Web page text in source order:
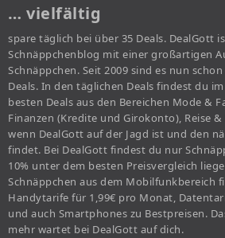
… vielfältig
spare täglich bei über 35 Deals. DealGott
Schnäppchenblog mit einer großartigen
Schnäppchen. Seit 2009 sind es nun
Deals. In den täglichen Deals findest du
besten Deals aus den Bereichen Mode &
Finanzen (Kredite und Girokonto), Reise
wenn DealGott auf der Jagd ist und den
findet. Bei DealGott findest du nur
10% unter dem besten Preisvergleich
Schnäppchen aus dem Mobilfunkbereich
Handytarife für 1,99€ pro Monat,
und auch Smartphones zu Bestpreisen.
mehr wartet bei DealGott auf dich.